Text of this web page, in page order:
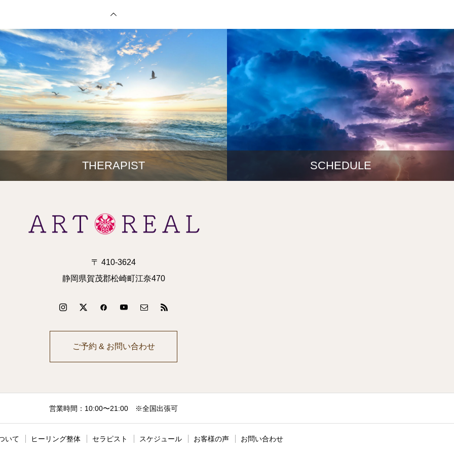
THERAPIST SCHEDULE
〒 410-3624
静岡県賀茂郡松崎町江奈470
ご予約 & お問い合わせ
営業時間：10:00〜21:00 ※全国出張可
いて ヒーリング整体 セラピスト スケジュール お客様の声 お問い合わせ